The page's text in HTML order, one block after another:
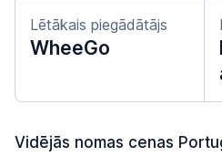
Lētākais piegādātājs
WheeGo
Vidējās nomas cenas